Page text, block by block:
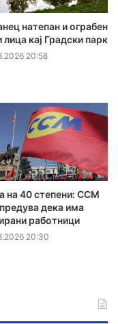
натепан и ограбен
лица кај Градски парк
20:58
на 40 степени: ССМ
дека има
работници
20:30